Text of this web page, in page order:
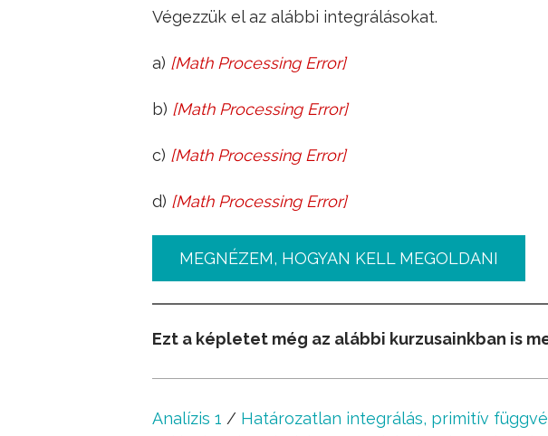
Végezzük el az alábbi integrálásokat.
a) [Math Processing Error]
∫3x+4x −2dx=?
b) [Math Processing Error]
∫8x+52 x+3dx=?
c) [Math Processing Error]
∫x+4x+3dx=?
d) [Math Processing Error]
∫tan2x dx=?
MEGNÉZEM, HOGYAN KELL MEGOLDANI
Ezt a képletet még az alábbi kurzusainkban is
Analízis 1 / Határozatlan integrálás, primitív